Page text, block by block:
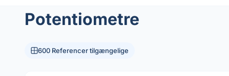
Potentiometre
600 Referencer tilgængelige